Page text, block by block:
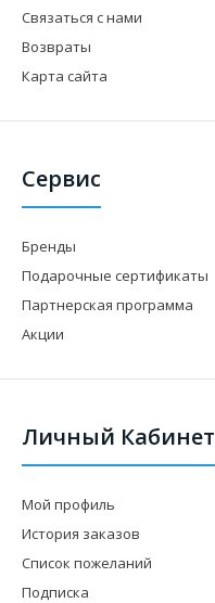
Связаться с нами
Возвраты
Карта сайта
Сервис
Бренды
Подарочные сертификаты
Партнерская программа
Акции
Личный Кабинет
Мой профиль
История заказов
Список пожеланий
Подписка